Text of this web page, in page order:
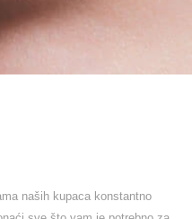
naših kupaca konstantno